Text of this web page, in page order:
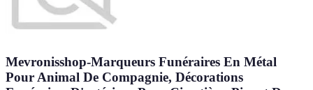
Mevronisshop-Marqueurs Funéraires En Métal
Pour Animal De Compagnie, Décorations